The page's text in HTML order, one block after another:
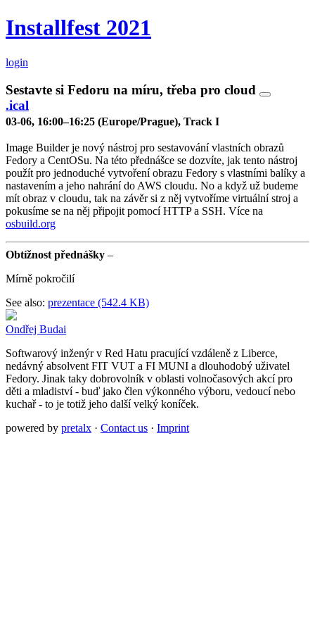
Installfest 2021
login
Sestavte si Fedoru na míru, třeba pro cloud
.ical
03-06, 16:00–16:25 (Europe/Prague), Track I
Image Builder je nový nástroj pro sestavování vlastních obrazů
Fedory a CentOSu. Na této přednášce se dozvíte, jak tento nástroj
použít pro jednoduché vytvoření obrazu Fedory s vlastními balíky a
nastavením a jeho nahrání do AWS cloudu. No a když už budeme
mít obraz v cloudu, tak na závěr si z něj vytvoříme virtuální stroj a
pokusíme se na něj připojit pomocí HTTP a SSH. Více na
osbuild.org
Obtížnost přednášky –
Mírně pokročilí
See also: prezentace (542.4 KB)
Ondřej Budai
Softwarový inženýr v Red Hatu pracující vzdáleně z Liberce,
nedávný absolvent FIT VUT a FI MUNI a dlouhodobý uživatel
Fedory. Jinak taky dobrovolník v oblasti volnočasových akcí pro
děti a mladiství - buď jako člen výkonného výboru, vedoucí nebo
kuchař - to je totiž jeho další velký koníček.
powered by pretalx · Contact us · Imprint